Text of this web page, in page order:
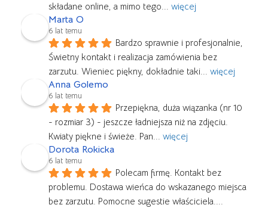
składane online, a mimo tego... więcej
Marta O
6 lat temu
Bardzo sprawnie i profesjonalnie,
Świetny kontakt i realizacja zamówienia bez
zarzutu. Wieniec piękny, dokładnie taki... więcej
Anna Golemo
6 lat temu
Przepiękna, duża wiązanka (nr 10
- rozmiar 3) - jeszcze ładniejsza niż na zdjęciu.
Kwiaty piękne i świeże. Pan... więcej
Dorota Rokicka
6 lat temu
Polecam firmę. Kontakt bez
problemu. Dostawa wieńca do wskazanego miejsca
bez zarzutu. Pomocne sugestie właściciela.